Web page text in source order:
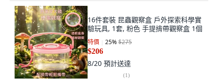
16件套裝 昆蟲觀察盒 戶外探索科學實
驗玩具, 1套, 粉色 手提揹帶觀察盒 1個
特價 25%$275
$206
8/20 預計送達
(1)